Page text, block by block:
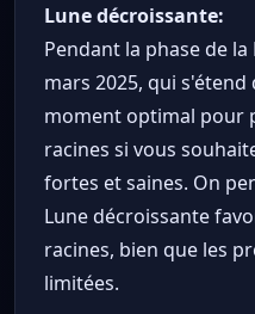
Lune décroissante:
Pendant la phase de
mars 2025, qui s'étend
moment optimal pour
racines si vous
fortes et saines. On
Lune décroissante
racines, bien que les
limitées.